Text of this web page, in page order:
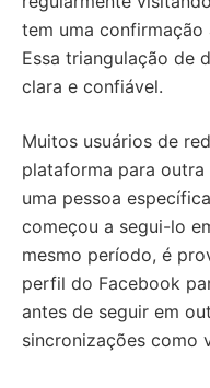
tem uma confirmação
Essa triangulação de
clara e confiável.
Muitos usuários de
plataforma para outra
uma pessoa
começou a segui-lo
mesmo período, é
perfil do Facebook
antes de seguir em
sincronizações como